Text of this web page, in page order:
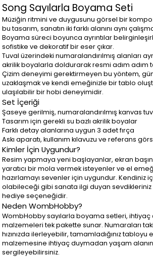
Song Sayılarla Boyama Seti
Müziğin ritmini ve duygusunu görsel bir
bu tasarım, sanatın iki farklı alanını aynı
Boyama süreci boyunca ayrıntılar
sofistike ve dekoratif bir eser çıkar.
Tuval üzerindeki numaralandırılmış alanları
akrilik boyalarla doldurarak resmi adım adım
Çizim deneyimi gerektirmeyen bu yöntem,
uzaklaşmak ve kendi emeğinizle bir tablo
ulaşılabilir bir hobi deneyimidir.
Set İçeriği
Şaseye gerilmiş, numaralandırılmış kanvas
Tasarım için gerekli su bazlı akrilik boyalar
Farklı detay alanlarına uygun 3 adet fırça
Askı aparatı, kullanım kılavuzu ve referans
Kimler İçin Uygundur?
Resim yapmaya yeni başlayanlar, ekran
yaratıcı bir mola vermek isteyenler ve el
hazırlamayı sevenler için uygundur. Kendiniz
olabileceği gibi sanata ilgi duyan
hediye seçeneğidir.
Neden WombHobby?
WombHobby sayılarla boyama setleri,
malzemeleri tek pakette sunar. Numaraları
hızınızda ilerleyebilir, tamamladığınız tabloyu
malzemesine ihtiyaç duymadan yaşam
sergileyebilirsiniz.